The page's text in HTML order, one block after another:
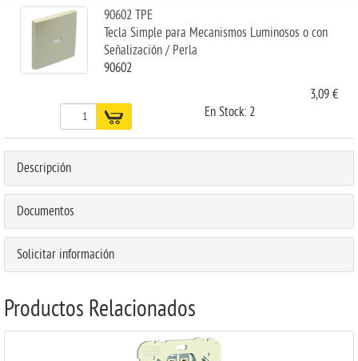
90602 TPE
Tecla Simple para Mecanismos Luminosos o con
Señalización / Perla
90602
3,09 €
En Stock: 2
Descripción
Documentos
Solicitar información
Productos Relacionados